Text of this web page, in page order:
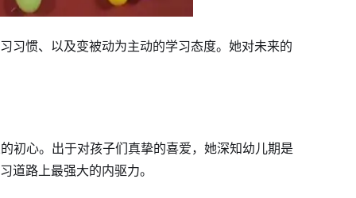
习惯、以及变被动为主动的学习态度。她对未来的
初心。出于对孩子们真挚的喜爱，她深知幼儿期是
道路上最强大的内驱力。